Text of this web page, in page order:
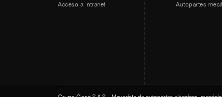
Acceso a Intranet Autopartes